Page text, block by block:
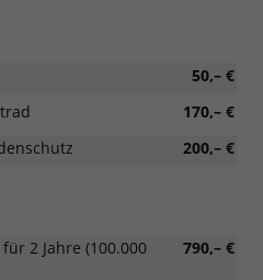
&
50,– €
170,– €
200,– €
790,– €
2 Jahre (100.000